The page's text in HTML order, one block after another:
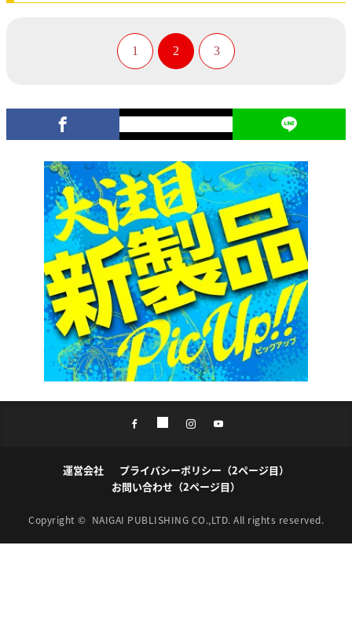
1 2 3
運営会社
プライバシーポリシー（2ページ目）
お問い合わせ（2ページ目）
Copyright © NAIGAI PUBLISHING CO.,LTD. All rights reserved.